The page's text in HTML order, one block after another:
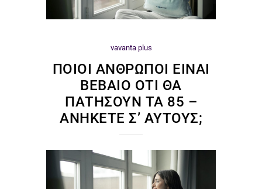
vavanta plus
ΠΟΙΟΙ ΆΝΘΡΩΠΟΙ ΕΊΝΑΙ
ΒΈΒΑΙΟ ΌΤΙ ΘΑ
ΠΑΤΉΣΟΥΝ ΤΑ 85 –
ΑΝΉΚΕΤΕ Σ’ ΑΥΤΟΎΣ;